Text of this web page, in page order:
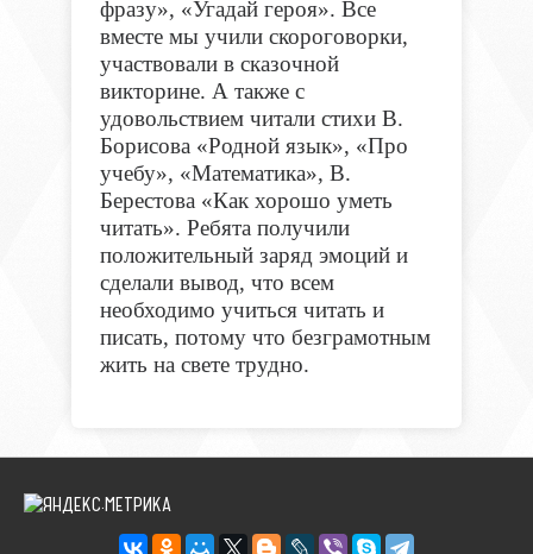
фразу», «Угадай героя». Все
вместе мы учили скороговорки,
участвовали в сказочной
викторине. А также с
удовольствием читали стихи В.
Борисова «Родной язык», «Про
учебу», «Математика», В.
Берестова «Как хорошо уметь
читать». Ребята получили
положительный заряд эмоций и
сделали вывод, что всем
необходимо учиться читать и
писать, потому что безграмотным
жить на свете трудно.